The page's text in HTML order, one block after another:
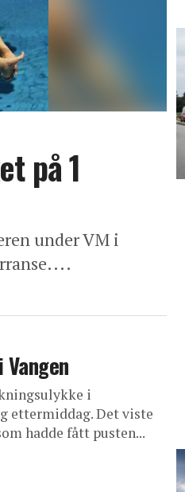
på 1
under VM i
i
ettermiddag. Det viste
hadde fått pusten...